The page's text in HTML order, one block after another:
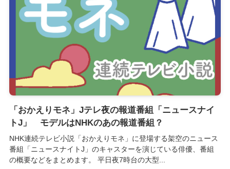
「おかえりモネ」Jテレ夜の報道番組「ニュースナイ
トJ」 モデルはNHKのあの報道番組？
NHK連続テレビ小説「おかえりモネ」に登場する架空のニュース
番組「ニュースナイトJ」のキャスターを演じている俳優、番組
の概要などをまとめます。 平日夜7時台の大型...